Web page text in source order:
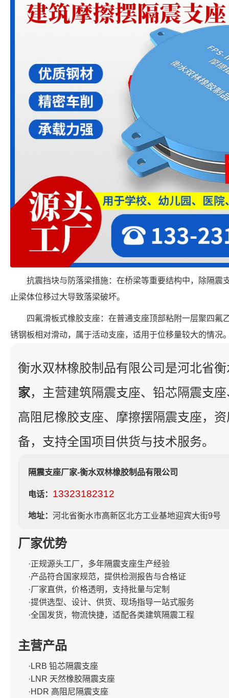
抗震挡块与防落梁措施：在桥梁等重要结构中，除隔震
止梁体位移过大导致落梁破坏。
四氟滑板式橡胶支座：在普通支座顶部粘附一层聚四氟
锈钢板相对滑动，属于活动支座，适用于位移量较大的情况
衡水双林橡胶制品有限公司是河北省
家，主营建筑隔震支座、铅芯隔震支
高阻尼橡胶支座、摩擦摆隔震支座，
备，支持全国项目供货与技术服务。
隔震支座厂家-衡水双林橡胶制品有限公司
电话： 13323182312
地址： 河北省衡水市高新区北方工业基地迎宾大街9号
厂家优势
·正规源头工厂，多年隔震支座生产经验
·产品符合国家规范，提供检测报告与合格证
·厂家直供，价格透明，支持批量与定制
·提供选型、设计、供货、现场指导一站式服务
·全国发货，物流快捷，适配各类建筑隔震工程
主营产品
·LRB 铅芯隔震支座
·LNR 天然橡胶隔震支座
·HDR 高阻尼隔震支座